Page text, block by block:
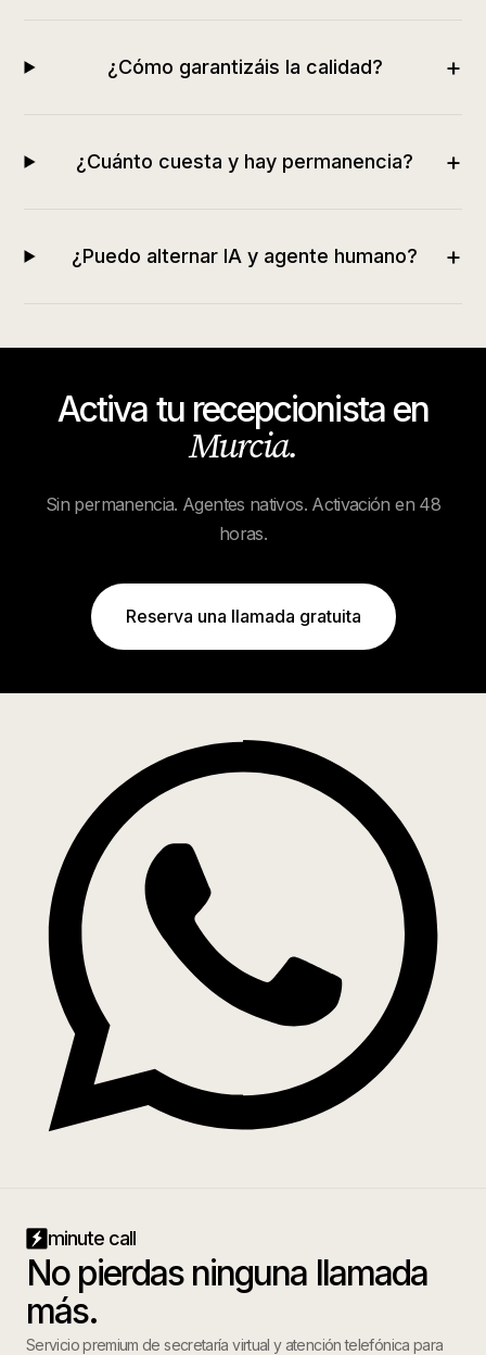
¿Cómo garantizáis la calidad? +
¿Cuánto cuesta y hay permanencia? +
¿Puedo alternar IA y agente humano? +
Activa tu recepcionista en
Murcia.
Sin permanencia. Agentes nativos. Activación en 48
horas.
Reserva una llamada gratuita
minute call
No pierdas ninguna llamada
más.
Servicio premium de secretaría virtual y atención telefónica para